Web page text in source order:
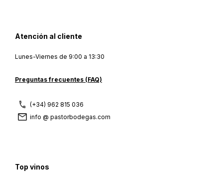
Atención al cliente
Lunes-Viernes de 9:00 a 13:30
Preguntas frecuentes (FAQ)
(+34) 962 815 036
info @ pastorbodegas.com
Top vinos